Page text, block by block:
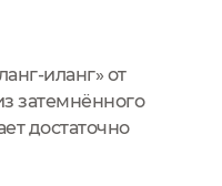
иланг» от
затемнённого
достаточно